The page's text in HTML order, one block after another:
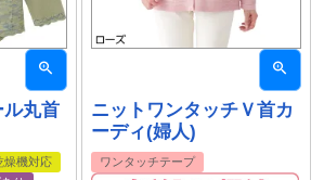
ル丸首
燥機対応
ニットワンタッチＶ首カ
ーディ(婦人)
ワンタッチテープ